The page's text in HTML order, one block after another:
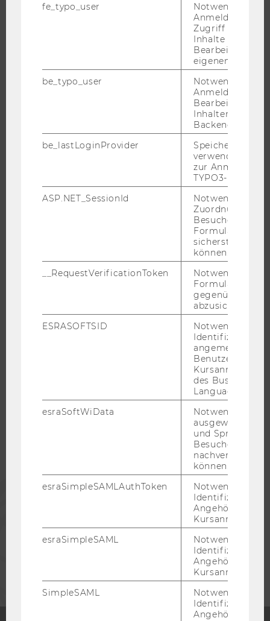
ÜBER DIE WU
JOBS MIT WU-STUDIUM
STUDIERENDE
PRESSE
fe_typo_user
Notwendig für
Anmeldung und
Zugriff auf
Inhalte oder zur
Bearbeitung des
eigenen Profils.
be_typo_user
Notwendig für
Anmeldung und
Bearbeitung von
Inhalten im
Backend.
be_lastLoginProvider
Speichert die
verwendete
zur Anmeldung
TYPO3-Backend.
ASP.NET_SessionId
Notwendig, um
Zuordnung von
Besucher zu
sicherstellen zu
können.
__RequestVerificationToken
Notwendig, um
gegenüber
abzusichern.
ESRASOFTSID
Notwendig zur
Identifizierung
angemeldeten
Benutzers im
des Business
Language
esraSoftWiData
Notwendig um
ausgewählte
und
Besuchers
nachverfolgen
können.
esraSimpleSAMLAuthToken
Notwendig zur
Identifizierung
Angehörige/r für
Kursanmeldung.
esraSimpleSAML
Notwendig zur
Identifizierung
Angehörige/r für
Kursanmeldung.
SimpleSAML
Notwendig zur
Identifizierung
Angehörige/r für